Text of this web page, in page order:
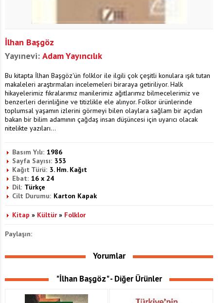
İlhan Başgöz
Yayınevi: Adam Yayıncılık
Bu kitapta İlhan Başgöz'ün folklor ile ilgili çok çeşitli konulara ışık tutan
makaleleri araştırmaları incelemeleri biraraya getiriliyor. Halk
hikayelerimiz fıkralarımız manilerimiz ağıtlarımız bilmecelerimiz ve
benzerleri derinliğine ve titizlikle ele alınyor. Folkor ürünlerinde
toplumsal yaşamın izlerini görmeyi bilen olaylara sağlam bir açıdan
bakan bir bilim adamının çağdaş insan düşüncesi için uyarıcı olacak
nitelikte yazıları...
Basım Yılı: 1986
Sayfa Sayısı: 353
Kağıt Türü: 3. Hm. Kağıt
Ebat: 16 x 24
Dil: Türkçe
Cilt Durumu: Karton Kapak
Kitap » Kültür » Folklor
Paylaşın:
Yorumlar
"İlhan Başgöz" - Diğer Ürünler